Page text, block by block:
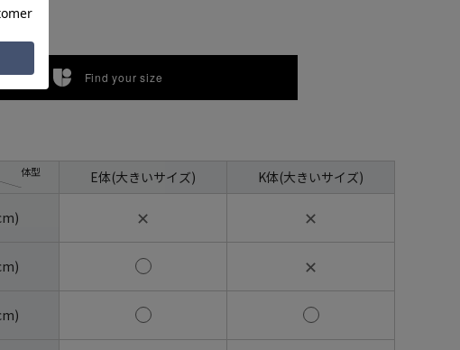
Find your size
体型 E体(大きいサイズ) K体(大きいサイズ)
✕ ✕
✕